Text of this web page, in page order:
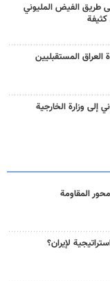
طريق الفيض المليوني
كثيفة
العراق المستقبليين
إلى وزارة الخارجية
المقاومة
لإيران؟